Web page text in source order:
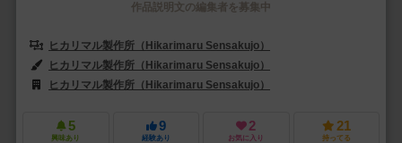
作品説明文の編集者を募集中
ヒカリマル製作所（Hikarimaru Sensakujo）
ヒカリマル製作所（Hikarimaru Sensakujo）
ヒカリマル製作所（Hikarimaru Sensakujo）
5
興味あり
9
経験あり
2
お気に入り
21
持ってる